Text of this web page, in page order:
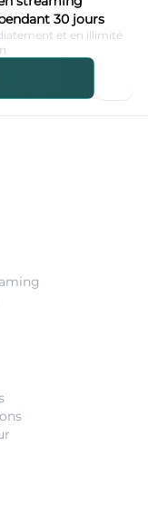
30 jours
et en illimité